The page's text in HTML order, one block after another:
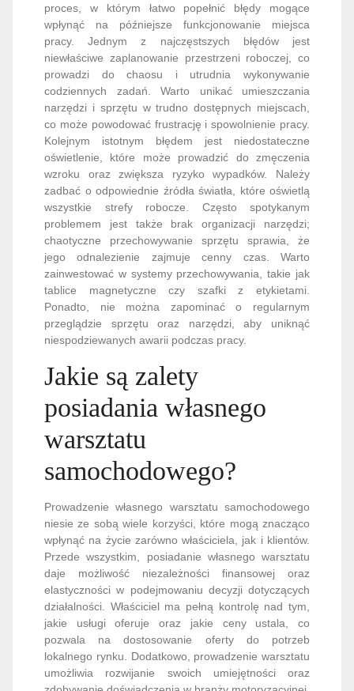
proces, w którym łatwo popełnić błędy mogące
wpłynąć na późniejsze funkcjonowanie miejsca
pracy. Jednym z najczęstszych błędów jest
niewłaściwe zaplanowanie przestrzeni roboczej, co
prowadzi do chaosu i utrudnia wykonywanie
codziennych zadań. Warto unikać umieszczania
narzędzi i sprzętu w trudno dostępnych miejscach,
co może powodować frustrację i spowolnienie pracy.
Kolejnym istotnym błędem jest niedostateczne
oświetlenie, które może prowadzić do zmęczenia
wzroku oraz zwiększa ryzyko wypadków. Należy
zadbać o odpowiednie źródła światła, które oświetlą
wszystkie strefy robocze. Często spotykanym
problemem jest także brak organizacji narzędzi;
chaotyczne przechowywanie sprzętu sprawia, że
jego odnalezienie zajmuje cenny czas. Warto
zainwestować w systemy przechowywania, takie jak
tablice magnetyczne czy szafki z etykietami.
Ponadto, nie można zapominać o regularnym
przeglądzie sprzętu oraz narzędzi, aby uniknąć
niespodziewanych awarii podczas pracy.
Jakie są zalety
posiadania własnego
warsztatu
samochodowego?
Prowadzenie własnego warsztatu samochodowego
niesie ze sobą wiele korzyści, które mogą znacząco
wpłynąć na życie zarówno właściciela, jak i klientów.
Przede wszystkim, posiadanie własnego warsztatu
daje możliwość niezależności finansowej oraz
elastyczności w podejmowaniu decyzji dotyczących
działalności. Właściciel ma pełną kontrolę nad tym,
jakie usługi oferuje oraz jakie ceny ustala, co
pozwala na dostosowanie oferty do potrzeb
lokalnego rynku. Dodatkowo, prowadzenie warsztatu
umożliwia rozwijanie swoich umiejętności oraz